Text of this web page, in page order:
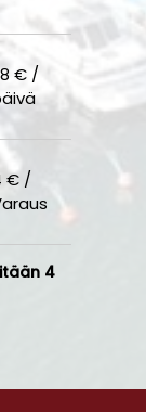
€ /
€ /
4